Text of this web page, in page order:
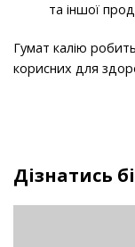
та іншої
Гумат калію
корисних для
Дізнатись